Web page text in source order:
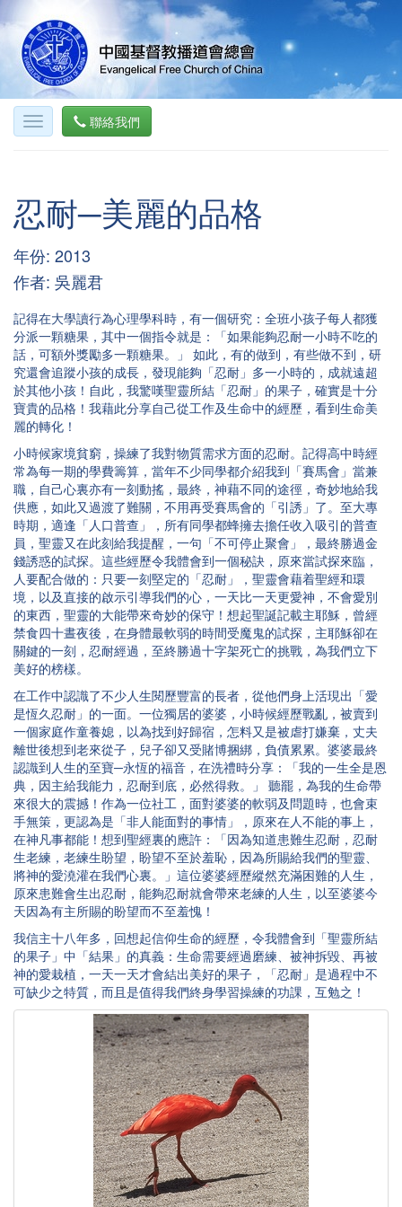
聯絡我們
忍耐─美麗的品格
年份: 2013
作者: 吳麗君
記得在大學讀行為心理學科時，有一個研究：全班小孩子每人都獲
分派一顆糖果，其中一個指令就是：「如果能夠忍耐一小時不吃的
話，可額外獎勵多一顆糖果。」 如此，有的做到，有些做不到，研
究還會追蹤小孩的成長，發現能夠「忍耐」多一小時的，成就遠超
於其他小孩！自此，我驚嘆聖靈所結「忍耐」的果子，確實是十分
寶貴的品格！我藉此分享自己從工作及生命中的經歷，看到生命美
麗的轉化！
小時候家境貧窮，操練了我對物質需求方面的忍耐。記得高中時經
常為每一期的學費籌算，當年不少同學都介紹我到「賽馬會」當兼
職，自己心裏亦有一刻動搖，最終，神藉不同的途徑，奇妙地給我
供應，如此又過渡了難關，不用再受賽馬會的「引誘」了。至大專
時期，適逢「人口普查」，所有同學都蜂擁去擔任收入吸引的普查
員，聖靈又在此刻給我提醒，一句「不可停止聚會」，最終勝過金
錢誘惑的試探。這些經歷令我體會到一個秘訣，原來當試探來臨，
人要配合做的：只要一刻堅定的「忍耐」，聖靈會藉着聖經和環
境，以及直接的啟示引導我們的心，一天比一天更愛神，不會愛別
的東西，聖靈的大能帶來奇妙的保守！想起聖誕記載主耶穌，曾經
禁食四十晝夜後，在身體最軟弱的時間受魔鬼的試探，主耶穌卻在
關鍵的一刻，忍耐經過，至終勝過十字架死亡的挑戰，為我們立下
美好的榜樣。
在工作中認識了不少人生閱歷豐富的長者，從他們身上活現出「愛
是恆久忍耐」的一面。一位獨居的婆婆，小時候經歷戰亂，被賣到
一個家庭作童養媳，以為找到好歸宿，怎料又是被虐打嫌棄，丈夫
離世後想到老來從子，兒子卻又受賭博捆綁，負債累累。婆婆最終
認識到人生的至寶─永恆的福音，在洗禮時分享：「我的一生全是恩
典，因主給我能力，忍耐到底，必然得救。」 聽罷，為我的生命帶
來很大的震撼！作為一位社工，面對婆婆的軟弱及問題時，也會束
手無策，更認為是「非人能面對的事情」，原來在人不能的事上，
在神凡事都能！想到聖經裏的應許：「因為知道患難生忍耐，忍耐
生老練，老練生盼望，盼望不至於羞恥，因為所賜給我們的聖靈、
將神的愛澆灌在我們心裏。」這位婆婆經歷縱然充滿困難的人生，
原來患難會生出忍耐，能夠忍耐就會帶來老練的人生，以至婆婆今
天因為有主所賜的盼望而不至羞愧！
我信主十八年多，回想起信仰生命的經歷，令我體會到「聖靈所結
的果子」中「結果」的真義：生命需要經過磨練、被神拆毀、再被
神的愛栽植，一天一天才會結出美好的果子，「忍耐」是過程中不
可缺少之特質，而且是值得我們終身學習操練的功課，互勉之！